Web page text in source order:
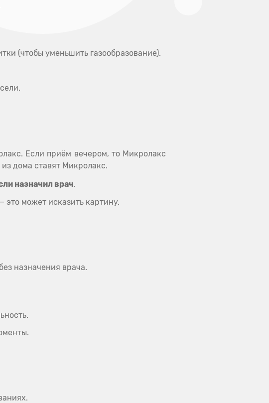
(чтобы уменьшить газообразование).
Если приём вечером, то Микролакс
дома ставят Микролакс.
назначил врач.
это может исказить картину.
назначения врача.